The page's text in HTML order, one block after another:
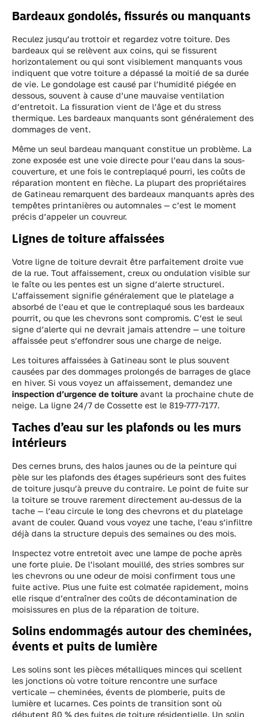
Bardeaux gondolés, fissurés ou manquants
Reculez jusqu’au trottoir et regardez votre toiture. Des
bardeaux qui se relèvent aux coins, qui se fissurent
horizontalement ou qui sont visiblement manquants vous
indiquent que votre toiture a dépassé la moitié de sa durée
de vie. Le gondolage est causé par l’humidité piégée en
dessous, souvent à cause d’une mauvaise ventilation
d’entretoit. La fissuration vient de l’âge et du stress
thermique. Les bardeaux manquants sont généralement des
dommages de vent.
Même un seul bardeau manquant constitue un problème. La
zone exposée est une voie directe pour l’eau dans la sous-
couverture, et une fois le contreplaqué pourri, les coûts de
réparation montent en flèche. La plupart des propriétaires
de Gatineau remarquent des bardeaux manquants après des
tempêtes printanières ou automnales — c’est le moment
précis d’appeler un couvreur.
Lignes de toiture affaissées
Votre ligne de toiture devrait être parfaitement droite vue
de la rue. Tout affaissement, creux ou ondulation visible sur
le faîte ou les pentes est un signe d’alerte structurel.
L’affaissement signifie généralement que le platelage a
absorbé de l’eau et que le contreplaqué sous les bardeaux
pourrit, ou que les chevrons sont compromis. C’est le seul
signe d’alerte qui ne devrait jamais attendre — une toiture
affaissée peut s’effondrer sous une charge de neige.
Les toitures affaissées à Gatineau sont le plus souvent
causées par des dommages prolongés de barrages de glace
en hiver. Si vous voyez un affaissement, demandez une
inspection d’urgence de toiture avant la prochaine chute de
neige. La ligne 24/7 de Cossette est le 819-777-7177.
Taches d’eau sur les plafonds ou les murs
intérieurs
Des cernes bruns, des halos jaunes ou de la peinture qui
pèle sur les plafonds des étages supérieurs sont des fuites
de toiture jusqu’à preuve du contraire. Le point de fuite sur
la toiture se trouve rarement directement au-dessus de la
tache — l’eau circule le long des chevrons et du platelage
avant de couler. Quand vous voyez une tache, l’eau s’infiltre
déjà dans la structure depuis des semaines ou des mois.
Inspectez votre entretoit avec une lampe de poche après
une forte pluie. De l’isolant mouillé, des stries sombres sur
les chevrons ou une odeur de moisi confirment tous une
fuite active. Plus une fuite est colmatée rapidement, moins
elle risque d’entraîner des coûts de décontamination de
moisissures en plus de la réparation de toiture.
Solins endommagés autour des cheminées,
évents et puits de lumière
Les solins sont les pièces métalliques minces qui scellent
les jonctions où votre toiture rencontre une surface
verticale — cheminées, évents de plomberie, puits de
lumière et lucarnes. Ces points de transition sont où
débutent 80 % des fuites de toiture résidentielle. Un solin